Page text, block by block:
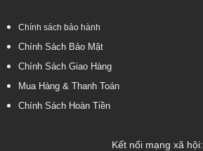
Chính sách bảo hành
Chính Sách Bảo Mật
Chính Sách Giao Hàng
Mua Hàng & Thanh Toán
Chính Sách Hoàn Tiền
Kết nối mạng xã hội: